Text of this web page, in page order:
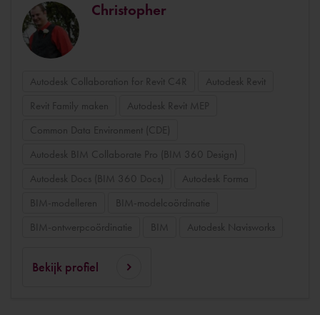
Christopher
Autodesk Collaboration for Revit C4R
Autodesk Revit
Revit Family maken
Autodesk Revit MEP
Common Data Environment (CDE)
Autodesk BIM Collaborate Pro (BIM 360 Design)
Autodesk Docs (BIM 360 Docs)
Autodesk Forma
BIM-modelleren
BIM-modelcoördinatie
BIM-ontwerpcoördinatie
BIM Autodesk Navisworks
Bekijk profiel